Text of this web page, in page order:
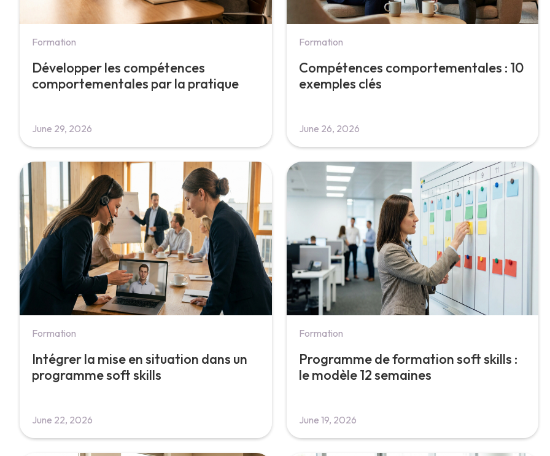
Formation
Développer les compétences
comportementales par la pratique
June 29, 2026
Formation
Compétences comportementales : 10
exemples clés
June 26, 2026
Formation
Intégrer la mise en situation dans un
programme soft skills
June 22, 2026
Formation
Programme de formation soft skills :
le modèle 12 semaines
June 19, 2026